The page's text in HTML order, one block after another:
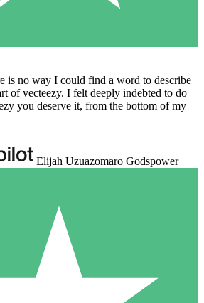
is no way I could find a word to describe
of vecteezy. I felt deeply indebted to do
you deserve it, from the bottom of my
Elijah Uzuazomaro Godspower